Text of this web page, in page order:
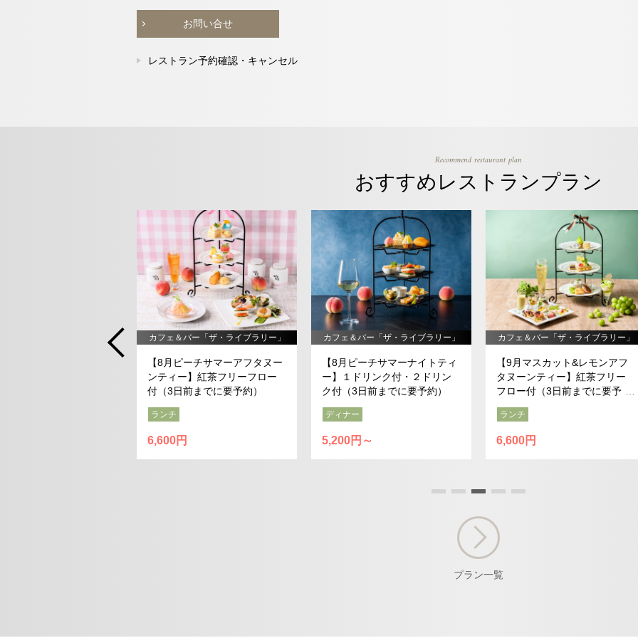
お問い合せ
レストラン予約確認・キャンセル
Recommend restaurant plan
おすすめレストランプラン
バー「ザ・ライブラリー」 カフェ＆バー「ザ・ライブラリー」
【8月ピーチサマーアフタヌー
ンティー】紅茶フリーフロー
付（3日前までに要予約）
ランチ
6,600円
カフェ＆バー「ザ・ライブラリー」
【8月ピーチサマーナイトティ
ー】１ドリンク付・２ドリン
ク付（3日前までに要予約）
ディナー
5,200円～
カフェ＆バー「ザ・ライブラリー」
【9月マスカット&レモンアフ
タヌーンティー】紅茶フリー
フロー付（3日前までに要予
約）
ランチ
6,600円
プラン一覧